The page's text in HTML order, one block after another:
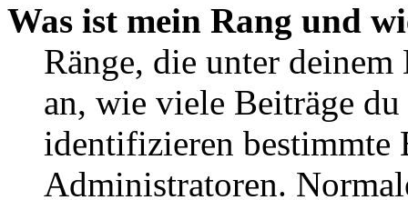
Was ist mein Rang und
Ränge, die unter deinem
an, wie viele Beiträge
identifizieren bestimmte
Administratoren.